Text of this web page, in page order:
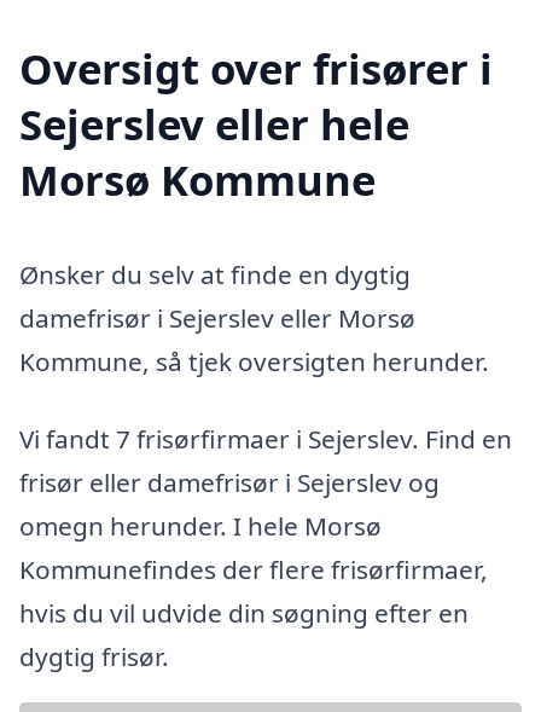
Oversigt over frisører i
Sejerslev eller hele
Morsø Kommune
Ønsker du selv at finde en dygtig
damefrisør i Sejerslev eller Morsø
Kommune, så tjek oversigten herunder.
Vi fandt 7 frisørfirmaer i Sejerslev. Find en
frisør eller damefrisør i Sejerslev og
omegn herunder. I hele Morsø
Kommunefindes der flere frisørfirmaer,
hvis du vil udvide din søgning efter en
dygtig frisør.